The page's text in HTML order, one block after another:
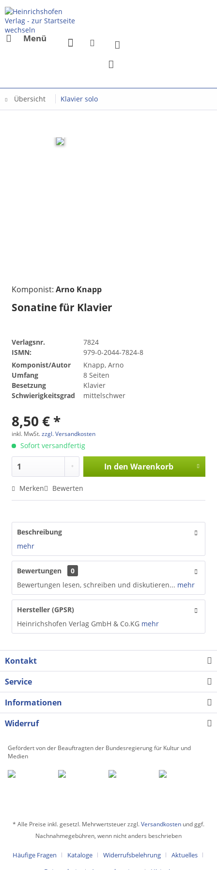
Menü
Übersicht Klavier solo
Komponist: Arno Knapp
Sonatine für Klavier
Verlagsnr.
7824
ISMN:
979-0-2044-7824-8
Komponist/Autor
Knapp, Arno
Umfang
8 Seiten
Besetzung
Klavier
Schwierigkeitsgrad
mittelschwer
8,50 € *
inkl. MwSt.zzgl. Versandkosten
Sofort versandfertig
In den Warenkorb
Merken Bewerten
Beschreibung
mehr
Bewertungen
0
Bewertungen lesen, schreiben und diskutieren... mehr
Hersteller (GPSR)
Heinrichshofen Verlag GmbH & Co.KG mehr
Kontakt
Service
Informationen
Widerruf
Gefördert von der Beauftragten der Bundesregierung für Kultur und
Medien
* Alle Preise inkl. gesetzl. Mehrwertsteuer zzgl.Versandkosten und ggf.
Nachnahmegebühren, wenn nicht anders beschrieben
Häufige Fragen Kataloge Widerrufsbelehrung
Aktuelles